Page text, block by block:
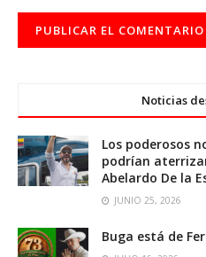
Noticias
Los poderosos
podrían
Abelardo De la
JUNIO 25, 2026
Buga está de